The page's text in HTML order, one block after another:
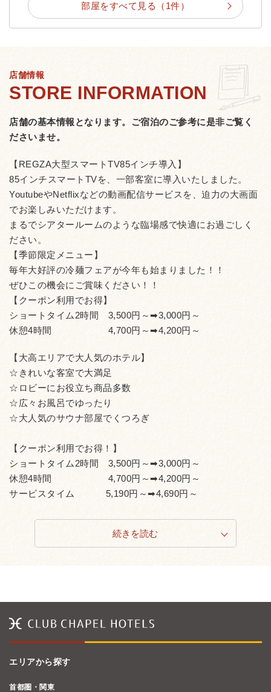
部屋をすべて見る（1件）
店舗情報
店舗の基本情報となります。 ご宿泊のご参考に是非ご覧く
ださいませ。
【REGZA大型スマートTV85インチ導入】
85インチスマートTVを、一部客室に導入いたしました。
YoutubeやNetflixなどの動画配信サービスを、迫力の大画面
でお楽しみいただけます。
まるでシアタールームのような臨場感で快適にお過ごしく
ださい。
【季節限定メニュー】
毎年大好評の冷麺フェアが今年も始まりました！！
ぜひこの機会にご賞味ください！！
【クーポン利用でお得】
ショートタイム2時間 3,500円～➡3,000円～
休憩4時間 4,700円～➡4,200円～
【大高エリアで大人気のホテル】
☆きれいな客室で大満足
☆ロビーにお役立ち商品多数
☆広々お風呂でゆったり
☆大人気のサウナ部屋でくつろぎ
【クーポン利用でお得！】
ショートタイム2時間 3,500円～➡3,000円～
休憩4時間 4,700円～➡4,200円～
サービスタイム 5,190円～➡4,690円～
続きを読む
エリアから探す
首都圏・関東